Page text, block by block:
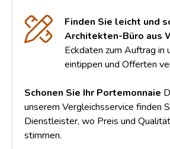
Finden Sie leicht und
Architekten-Büro aus
Eckdaten zum Auftrag in
eintippen und Offerten
Schonen Sie Ihr Portemonnaie
unserem Vergleichsservice finden
Dienstleister, wo Preis und Qualität
stimmen.